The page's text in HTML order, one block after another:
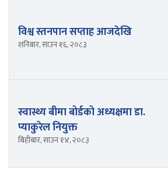
विश्व स्तनपान सप्ताह आजदेखि
शनिबार, साउन १६, २०८३
स्वास्थ्य बीमा बोर्डको अध्यक्षमा डा.
प्याकुरेल नियुक्त
बिहीबार, साउन १४, २०८३